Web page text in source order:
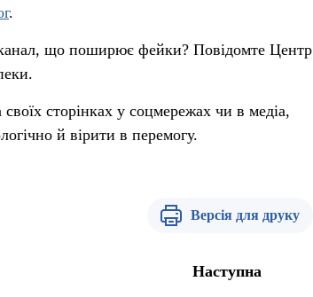
.
що поширює фейки? Повідомте Центр
сторінках у соцмережах чи в медіа,
й вірити в перемогу.
Версія для друку
Наступна